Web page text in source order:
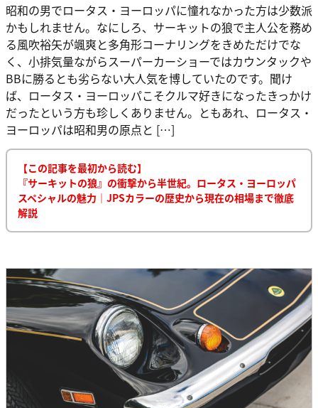
昭和の男でロータス・ヨーロッパに憧れなかった方は少数派
かもしれません。なにしろ、サーキットの狼で主人公を務め
る風吹裕矢が颯爽と多角形コーナリングをきめただけでな
く、小排気量ながらスーパーカーショーではカウンタックや
BBに勝るとも劣らない大人気を博していたのです。聞け
ば、ロータス・ヨーロッパこそクルマ好きになったきっかけ
だったという方も珍しくありません。ともあれ、ロータス・
ヨーロッパは昭和男の原点と […]
【この記事を最初から読む】
『サーキットの狼』の衝撃から半世紀。ロータス・ヨーロッパ
スペシャルの魅力｜JPSカラーの歴史から現在の相場まで徹底
解説